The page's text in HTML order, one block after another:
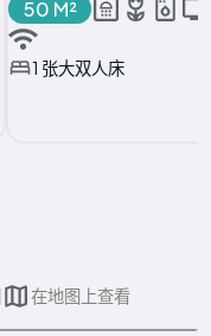
50 M²
1 张大双人床
在地图上查看